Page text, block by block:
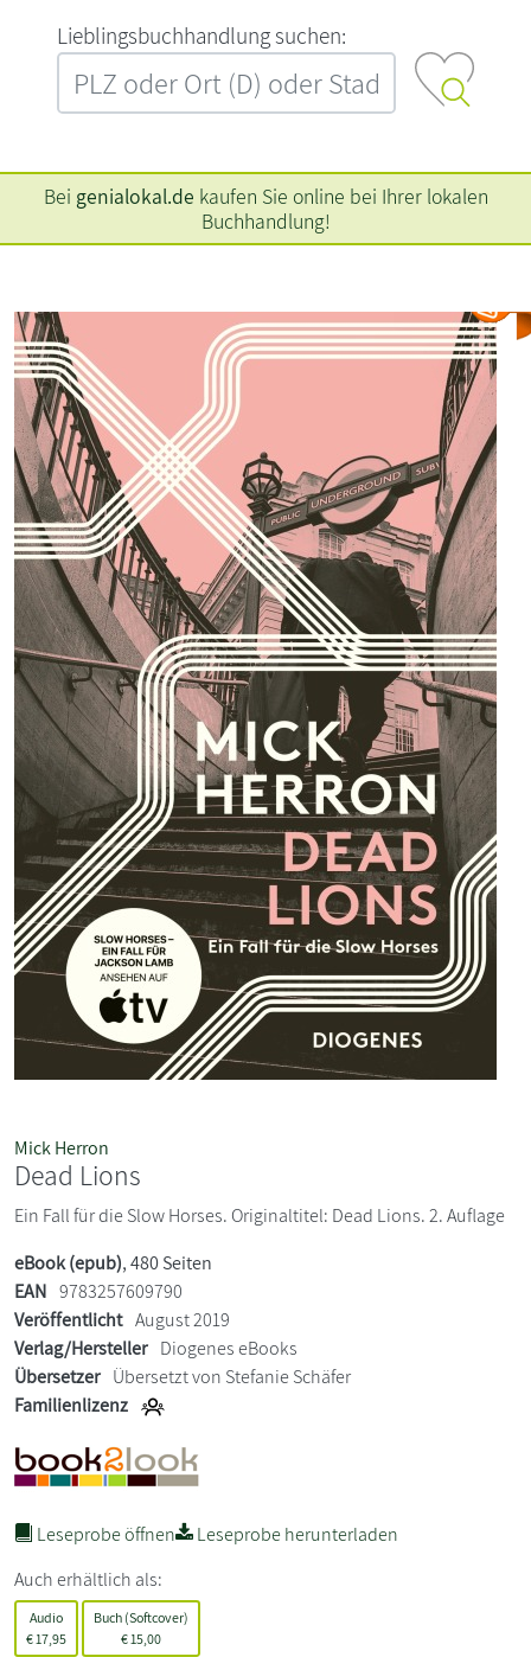
L‍i‍e‍b‍l‍i‍n‍g‍s‍b‍u‍c‍h‍h‍a‍n‍d‍l‍u‍n‍g‍ ‍s‍u‍c‍h‍e‍n‍:‍
Bei genialokal.de kaufen Sie online bei Ihrer lokalen
Buchhandlung!
Mick Herron
Dead Lions
Ein Fall für die Slow Horses. Originaltitel: Dead Lions. 2. Auflage
eBook (epub), 480 Seiten
EAN 9783257609790
Veröffentlicht August 2019
Verlag/Hersteller Diogenes eBooks
Übersetzer Übersetzt von Stefanie Schäfer
Familienlizenz
Leseprobe öffnen
Leseprobe herunterladen
Auch erhältlich als:
Audio
€ 17,95
Buch (Softcover)
€ 15,00